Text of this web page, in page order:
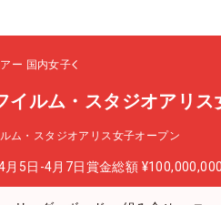
ー 国内女子
イルム・スタジオアリス
ム・スタジオアリス女子オープン
月5日-4月7日賞金総額